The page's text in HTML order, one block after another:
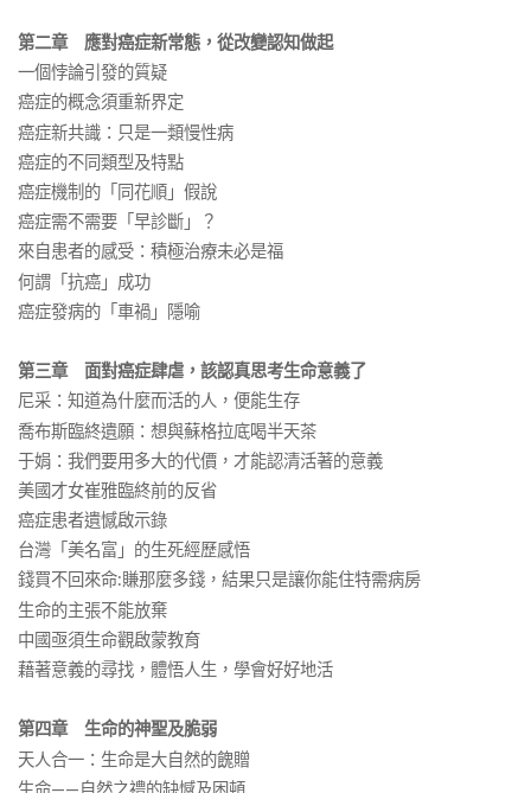
第二章 應對癌症新常態，從改變認知做起
一個悖論引發的質疑
癌症的概念須重新界定
癌症新共識：只是一類慢性病
癌症的不同類型及特點
癌症機制的「同花順」假說
癌症需不需要「早診斷」？
來自患者的感受：積極治療未必是福
何謂「抗癌」成功
癌症發病的「車禍」隱喻
第三章 面對癌症肆虐，該認真思考生命意義了
尼采：知道為什麼而活的人，便能生存
喬布斯臨終遺願：想與蘇格拉底喝半天茶
于娟：我們要用多大的代價，才能認清活著的意義
美國才女崔雅臨終前的反省
癌症患者遺憾啟示錄
台灣「美名富」的生死經歷感悟
錢買不回來命:賺那麼多錢，結果只是讓你能住特需病房
生命的主張不能放棄
中國亟須生命觀啟蒙教育
藉著意義的尋找，體悟人生，學會好好地活
第四章 生命的神聖及脆弱
天人合一：生命是大自然的餽贈
生命——自然之禮的缺憾及困頓